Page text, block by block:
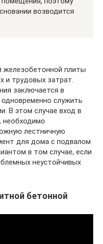
возводится
плиты
и трудовых затрат.
заключается в
служить
В этом случае вход в
необходимо
лестничную
для дома с подвалом
в том случае, если
неустойчивых
бетонной